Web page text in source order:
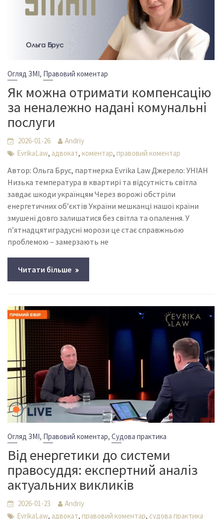
Огляд ЗМІ, Правовий коментар
Як можна отримати компенсацію
за неналежно надані комунальні
послуги
2026-01-26
Andriy
EvrikaLaw, адвокат,коментар,правовий коментар
Автор: Ольга Брус, партнерка Evrika Law Джерело: УНІАН
Низька температура в квартирі та відсутність світла
завдає шкоди українцям Через ворожі обстріли
енергетичних об’єктів України мешканці нашої країни
змушені довго залишатися без світла та опалення. У
п’ятнадцятиградусні морози це стає справжньою
проблемою – замерзають не
Читати більше
Огляд ЗМІ, Правовий коментар,Судова практика
Від енергетики до системи
правосуддя: експертний аналіз
актуальних викликів
2026-01-23
Andriy
EvrikaLaw, адвокат,правовий коментар, судова практика